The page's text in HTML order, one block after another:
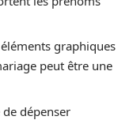
graphiques
peut être une
de dépenser